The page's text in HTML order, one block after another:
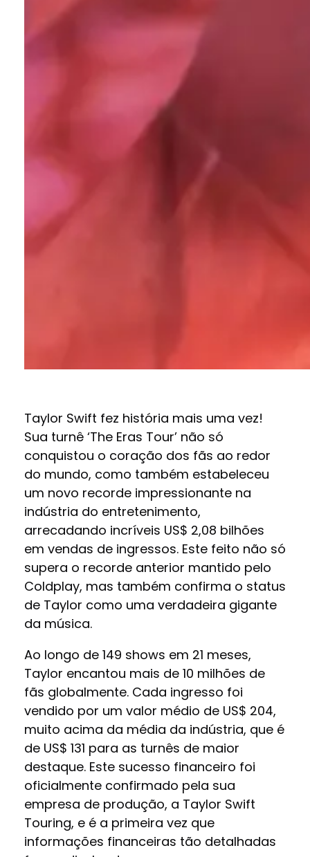
Taylor Swift fez história mais uma vez!
Sua turnê ‘The Eras Tour’ não só
conquistou o coração dos fãs ao redor
do mundo, como também estabeleceu
um novo recorde impressionante na
indústria do entretenimento,
arrecadando incríveis US$ 2,08 bilhões
em vendas de ingressos. Este feito não só
supera o recorde anterior mantido pelo
Coldplay, mas também confirma o status
de Taylor como uma verdadeira gigante
da música.
Ao longo de 149 shows em 21 meses,
Taylor encantou mais de 10 milhões de
fãs globalmente. Cada ingresso foi
vendido por um valor médio de US$ 204,
muito acima da média da indústria, que é
de US$ 131 para as turnês de maior
destaque. Este sucesso financeiro foi
oficialmente confirmado pela sua
empresa de produção, a Taylor Swift
Touring, e é a primeira vez que
informações financeiras tão detalhadas